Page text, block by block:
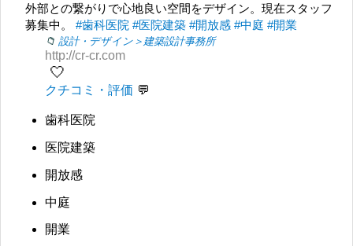
外部との繋がりで心地良い空間をデザイン。現在スタッフ
募集中。#歯科医院 #医院建築 #開放感 #中庭 #開業
設計・デザイン＞建築設計事務所
http://cr-cr.com
🤍
クチコミ・評価
歯科医院
医院建築
開放感
中庭
開業